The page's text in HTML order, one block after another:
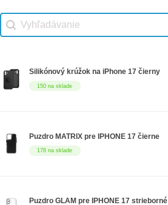
Vhodné príslušenstvo search
Search content
150 na sklade
Silikónový krúžok na iPhone 17 čierny
178 na sklade
Puzdro MATRIX pre IPHONE 17 čierne
Puzdro GLAM pre IPHONE 17 strieborné